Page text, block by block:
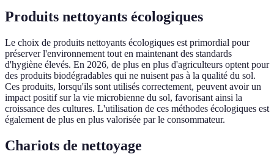
Produits nettoyants écologiques
Le choix de produits nettoyants écologiques est primordial pour
préserver l'environnement tout en maintenant des standards
d'hygiène élevés. En 2026, de plus en plus d'agriculteurs optent pour
des produits biodégradables qui ne nuisent pas à la qualité du sol.
Ces produits, lorsqu'ils sont utilisés correctement, peuvent avoir un
impact positif sur la vie microbienne du sol, favorisant ainsi la
croissance des cultures. L'utilisation de ces méthodes écologiques est
également de plus en plus valorisée par le consommateur.
Chariots de nettoyage